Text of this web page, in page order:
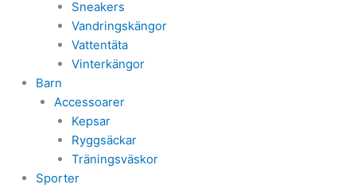
Sneakers
Vandringskängor
Vattentäta
Vinterkängor
Barn
Accessoarer
Kepsar
Ryggsäckar
Träningsväskor
Sporter